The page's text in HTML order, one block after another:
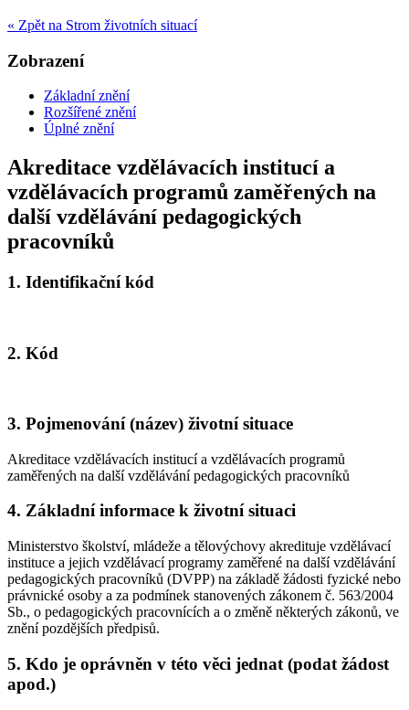
« Zpět na Strom životních situací
Zobrazení
Základní znění
Rozšířené znění
Úplné znění
Akreditace vzdělávacích institucí a
vzdělávacích programů zaměřených na
další vzdělávání pedagogických
pracovníků
1. Identifikační kód
2. Kód
3. Pojmenování (název) životní situace
Akreditace vzdělávacích institucí a vzdělávacích programů
zaměřených na další vzdělávání pedagogických pracovníků
4. Základní informace k životní situaci
Ministerstvo školství, mládeže a tělovýchovy akredituje vzdělávací
instituce a jejich vzdělávací programy zaměřené na další vzdělávání
pedagogických pracovníků (DVPP) na základě žádosti fyzické nebo
právnické osoby a za podmínek stanovených zákonem č. 563/2004
Sb., o pedagogických pracovnících a o změně některých zákonů, ve
znění pozdějších předpisů.
5. Kdo je oprávněn v této věci jednat (podat žádost
apod.)